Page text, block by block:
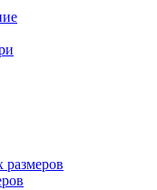
размеров